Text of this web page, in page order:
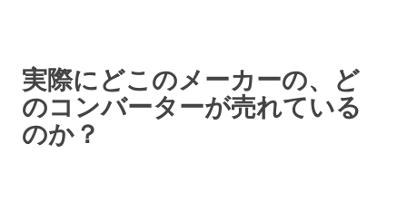
実際にどこのメーカーの、ど
のコンバーターが売れている
のか？